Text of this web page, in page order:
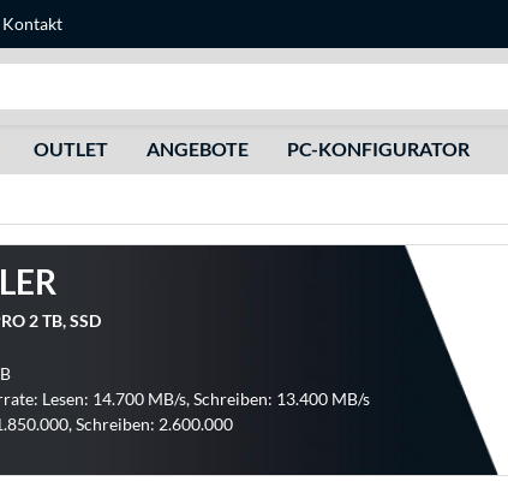
Kontakt
OUTLET ANGEBOTE PC-KONFIGURATOR
2 TB, SSD
Lesen: 14.700 MB/s, Schreiben: 13.400 MB/s
Schreiben: 2.600.000